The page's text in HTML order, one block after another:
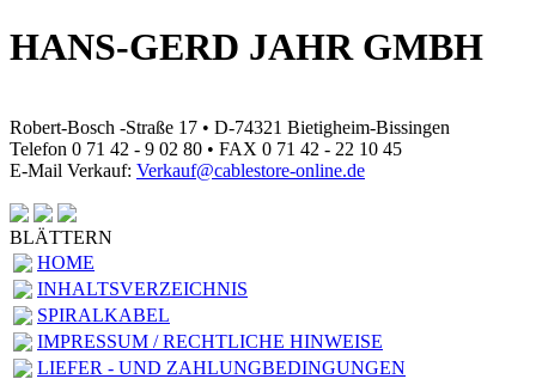
HANS-GERD JAHR GMBH
Robert-Bosch -Straße 17 • D-74321 Bietigheim-Bissingen
Telefon 0 71 42 - 9 02 80 • FAX 0 71 42 - 22 10 45
E-Mail Verkauf: Verkauf@cablestore-online.de
BLÄTTERN
HOME
INHALTSVERZEICHNIS
SPIRALKABEL
IMPRESSUM / RECHTLICHE HINWEISE
LIEFER - UND ZAHLUNGBEDINGUNGEN